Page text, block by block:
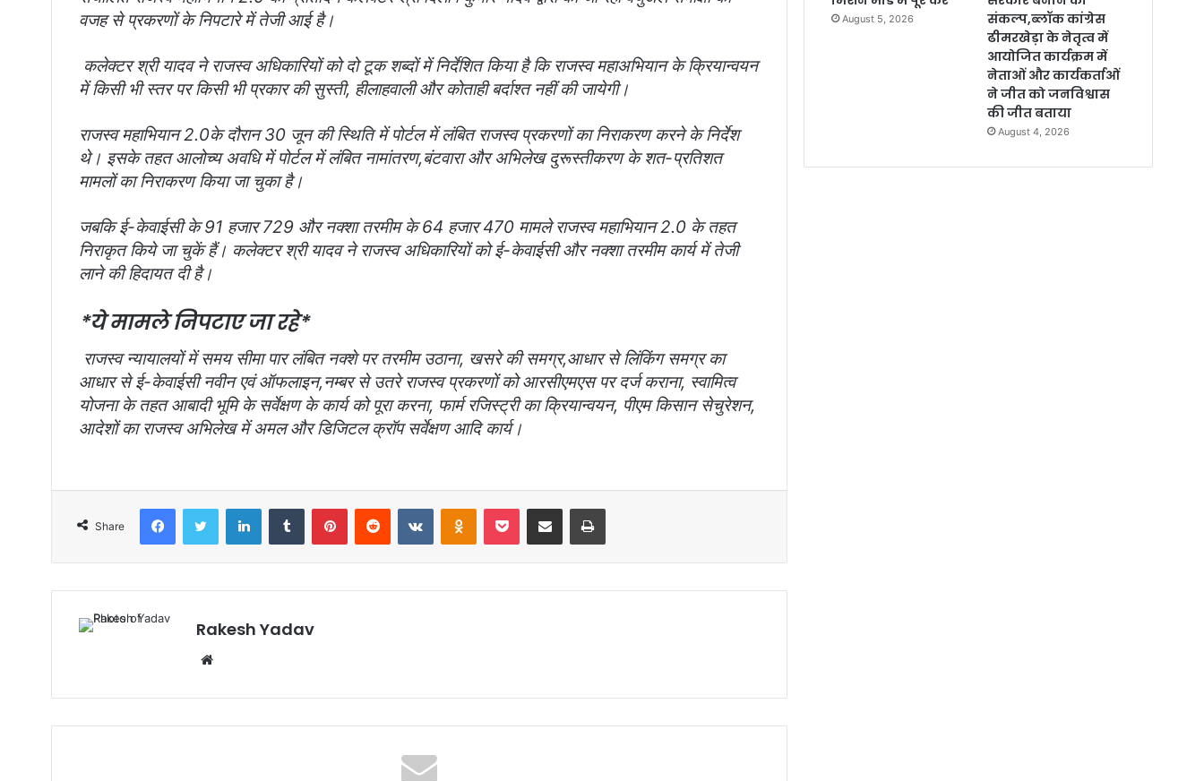
वजह से प्रकरणों के निपटारे में तेजी आई है।
कलेक्टर श्री यादव ने राजस्व अधिकारियों को दो टूक शब्दों में निर्देशित किया है कि राजस्व महाअभियान के क्रियान्वयन
में किसी भी स्तर पर किसी भी प्रकार की सुस्ती, हीलाहवाली और कोताही बर्दाश्त नहीं की जायेगी।
राजस्व महाभियान 2.0के दौरान 30 जून की स्थिति में पोर्टल में लंबित राजस्व प्रकरणों का निराकरण करने के निर्देश
थे। इसके तहत आलोच्य अवधि में पोर्टल में लंबित नामांतरण,बंटवारा और अभिलेख दुरूस्तीकरण के शत-प्रतिशत
मामलों का निराकरण किया जा चुका है।
जबकि ई-केवाईसी के 91 हजार 729 और नक्शा तरमीम के 64 हजार 470 मामले राजस्व महाभियान 2.0 के तहत
निराकृत किये जा चुकें हैं। कलेक्टर श्री यादव ने राजस्व अधिकारियों को ई-केवाईसी और नक्शा तरमीम कार्य में तेजी
लाने की हिदायत दी है।
*ये मामले निपटाए जा रहे*
राजस्व न्यायालयों में समय सीमा पार लंबित नक्शे पर तरमीम उठाना, खसरे की समग्र,आधार से लिंकिंग समग्र का
आधार से ई-केवाईसी नवीन एवं ऑफलाइन,नम्बर से उतरे राजस्व प्रकरणों को आरसीएमएस पर दर्ज कराना, स्वामित्व
योजना के तहत आबादी भूमि के सर्वेक्षण के कार्य को पूरा करना, फार्म रजिस्ट्री का क्रियान्वयन, पीएम किसान सेचुरेशन,
आदेशों का राजस्व अभिलेख में अमल और डिजिटल क्रॉप सर्वेक्षण आदि कार्य।
Share
Rakesh Yadav
b
s
August 5, 2026
संकल्प,ब्लॉक कांग्रेस
ढीमरखेड़ा के नेतृत्व में
आयोजित कार्यक्रम में
नेताओं और कार्यकर्ताओं
ने जीत को जनविश्वास
की जीत बताया
August 4, 2026